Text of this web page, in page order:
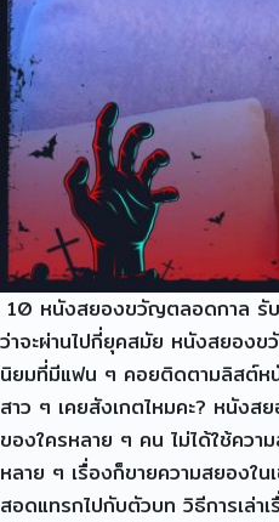
10 หนังสยองขวัญตลอดกาล รับ
ว่าจะผ่านไปกี่ยุคสมัย หนังสยอง
นิยมที่มีแฟน ๆ คอยติดตามลิสต์ห
สาว ๆ เคยสังเกตไหมคะ? หนัง
ของใครหลาย ๆ คน ไม่ได้ใช้ควา
หลาย ๆ เรื่องก็ขายความสยองใ
สอดแทรกไปกับตัวบท วิธีการเล่า